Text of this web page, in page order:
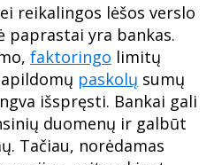
reikalingos lėšos verslo
yra bankas.
faktoringo limitų
paskolų sumų
išspręsti. Bankai gali
duomenų ir galbūt
Tačiau, norėdamas